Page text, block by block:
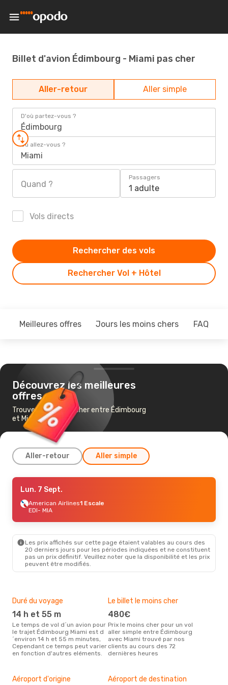
Billet d'avion Édimbourg - Miami pas cher
Aller-retour Aller simple
D'où partez-vous ?
Édimbourg
Où allez-vous ?
Miami
Quand ?
Passagers
1 adulte
Vols directs
Rechercher Vol + Hôtel
Rechercher des vols
Meilleures offres Jours les moins chers FAQ
Découvrez les meilleures
offres
Trouvez un vol pas cher entre Édimbourg
et Miami
Aller-retour Aller simple
Mer. 30 Sept.
British Airways1 Escale
EDI- MIA
MIA- EDI
Lun. 7 Sept.
American Airlines1 Escale
EDI- MIA
Les prix affichés sur cette page étaient valables au cours des
20 derniers jours pour les périodes indiquées et ne constituent
pas un prix définitif. Veuillez noter que la disponibilité et les prix
peuvent être modifiés.
Duré du voyage
14 h et 55 m
Le temps de vol d´un avion pour
le trajet Édimbourg Miami est d
´environ 14 h et 55 m minutes,
Cependant ce temps peut varier
en fonction d'autres eléments.
Le billet le moins cher
480€
Prix le moins cher pour un vol
aller simple entre Édimbourg
avec Miami trouvé par nos
clients au cours des 72
dernières heures
Aéroport d'origine Aéroport de destination